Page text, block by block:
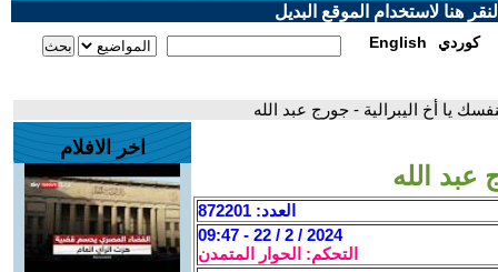
هنا لاستخدام الموقع البديل
English كوردي
يا أخ اليبرالية - جورج عبد الله
عبد الله
العدد: 872201
2024 / 2 / 22 - 09:47
التحكم: الحوار المتمدن
اخر الافلام